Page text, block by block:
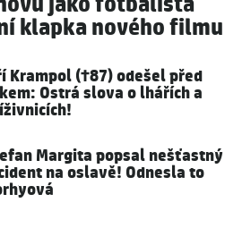
klapka nového filmu
Krampol (†87) odešel před
Ostrá slova o lhářích a
Margita popsal nešťastný
na oslavě! Odnesla to